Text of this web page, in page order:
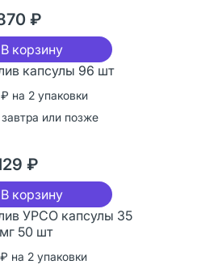
₽
В корзину
капсулы 96 шт
на 2 упаковки
или позже
₽
В корзину
УРСО капсулы 35
50 шт
на 2 упаковки